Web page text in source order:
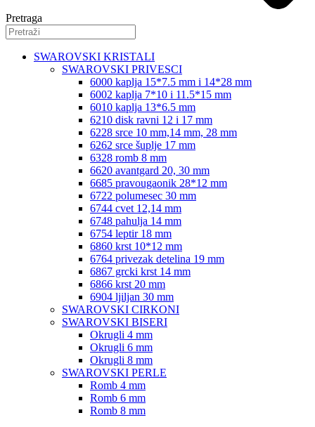
Pretraga
SWAROVSKI KRISTALI
SWAROVSKI PRIVESCI
6000 kaplja 15*7.5 mm i 14*28 mm
6002 kaplja 7*10 i 11.5*15 mm
6010 kaplja 13*6.5 mm
6210 disk ravni 12 i 17 mm
6228 srce 10 mm,14 mm, 28 mm
6262 srce šuplje 17 mm
6328 romb 8 mm
6620 avantgard 20, 30 mm
6685 pravougaonik 28*12 mm
6722 polumesec 30 mm
6744 cvet 12,14 mm
6748 pahulja 14 mm
6754 leptir 18 mm
6860 krst 10*12 mm
6764 privezak detelina 19 mm
6867 grcki krst 14 mm
6866 krst 20 mm
6904 ljiljan 30 mm
SWAROVSKI CIRKONI
SWAROVSKI BISERI
Okrugli 4 mm
Okrugli 6 mm
Okrugli 8 mm
SWAROVSKI PERLE
Romb 4 mm
Romb 6 mm
Romb 8 mm